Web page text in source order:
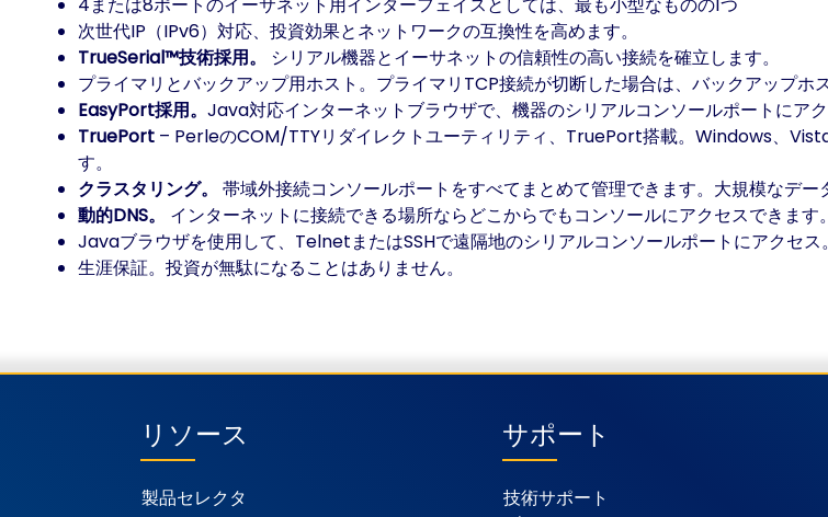
次世代IP（IPv6）対応、投資効果とネットワークの互換性を高めます。
TrueSerial™技術採用。
シリアル機器とイーサネットの信頼性の高い接続を確立します。
プライマリとバックアップ用ホスト。プライマリTCP接続が切断した場合は、バックアップホ
EasyPort採用。 Java対応インターネットブラウザで、機器のシリアルコンソールポートにアク
TruePort – PerleのCOM/TTYリダイレクトユーティリティ、TruePort搭載。Windows、
す。
クラスタリング。
帯域外接続コンソールポートをすべてまとめて管理できます。大規模なデー
動的DNS。
インターネットに接続できる場所ならどこからでもコンソールにアクセスできます。
Javaブラウザを使用して、TelnetまたはSSHで遠隔地のシリアルコンソールポートにアクセス。
生涯保証。投資が無駄になることはありません。
リソース
製品セレクタ
サポート
技術サポート